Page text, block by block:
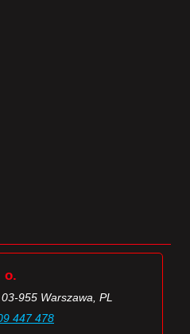
o.
955 Warszawa, PL
447 478